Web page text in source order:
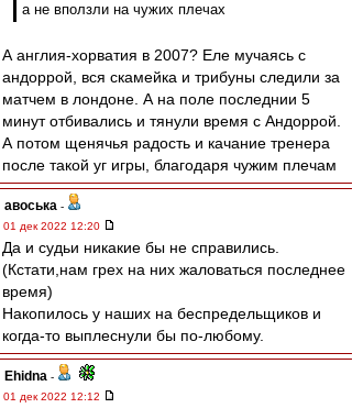
а не вползли на чужих плечах
А англия-хорватия в 2007? Еле мучаясь с
андоррой, вся скамейка и трибуны следили за
матчем в лондоне. А на поле последнии 5
минут отбивались и тянули время с Андоррой.
А потом щенячья радость и качание тренера
после такой уг игры, благодаря чужим плечам
авоська -
01 дек 2022 12:20
Да и судьи никакие бы не справились.
(Кстати,нам грех на них жаловаться последнее
время)
Накопилось у наших на беспредельщиков и
когда-то выплеснули бы по-любому.
Ehidna -
01 дек 2022 12:12